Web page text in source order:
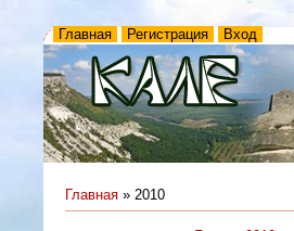
Главная Регистрация Вход
Главная » 2010